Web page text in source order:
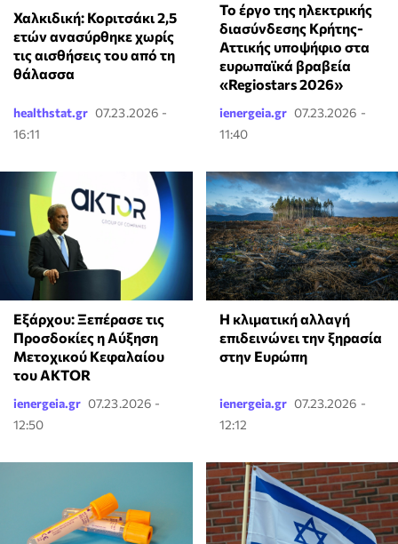
Χαλκιδική: Κοριτσάκι 2,5
ετών ανασύρθηκε χωρίς
τις αισθήσεις του από τη
θάλασσα
healthstat.gr 07.23.2026 -
16:11
Το έργο της ηλεκτρικής
διασύνδεσης Κρήτης-
Αττικής υποψήφιο στα
ευρωπαϊκά βραβεία
«Regiostars 2026»
ienergeia.gr 07.23.2026 -
11:40
Εξάρχου: Ξεπέρασε τις
Προσδοκίες η Αύξηση
Μετοχικού Κεφαλαίου
του AKTOR
ienergeia.gr 07.23.2026 -
12:50
Η κλιματική αλλαγή
επιδεινώνει την ξηρασία
στην Ευρώπη
ienergeia.gr 07.23.2026 -
12:12